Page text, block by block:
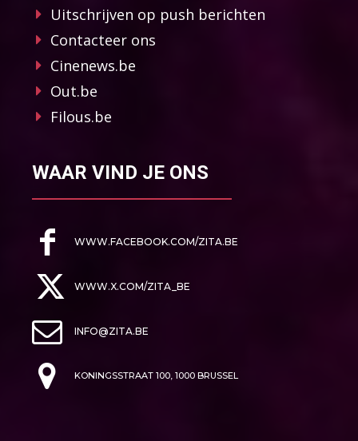
Uitschrijven op push berichten
Contacteer ons
Cinenews.be
Out.be
Filous.be
WAAR VIND JE ONS
WWW.FACEBOOK.COM/ZITA.BE
WWW.X.COM/ZITA_BE
INFO@ZITA.BE
KONINGSSTRAAT 100, 1000 BRUSSEL